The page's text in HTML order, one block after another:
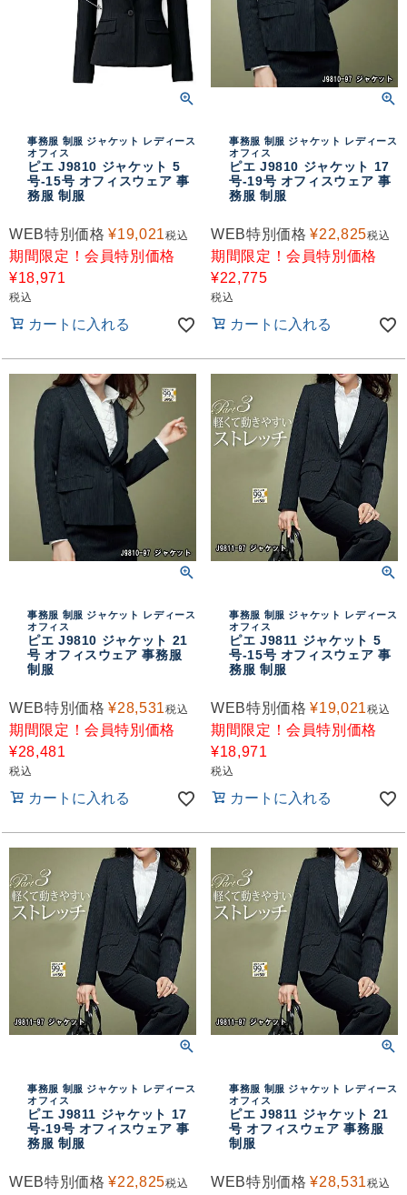
事務服 制服 ジャケット レディース
オフィス
ピエ J9810 ジャケット 5
号-15号 オフィスウェア 事
務服 制服
WEB特別価格 ¥19,021税込
期間限定！会員特別価格
¥18,971
税込
カートに入れる
事務服 制服 ジャケット レディース
オフィス
ピエ J9810 ジャケット 17
号-19号 オフィスウェア 事
務服 制服
WEB特別価格 ¥22,825税込
期間限定！会員特別価格
¥22,775
税込
カートに入れる
事務服 制服 ジャケット レディース
オフィス
ピエ J9810 ジャケット 21
号 オフィスウェア 事務服
制服
WEB特別価格 ¥28,531税込
期間限定！会員特別価格
¥28,481
税込
カートに入れる
事務服 制服 ジャケット レディース
オフィス
ピエ J9811 ジャケット 5
号-15号 オフィスウェア 事
務服 制服
WEB特別価格 ¥19,021税込
期間限定！会員特別価格
¥18,971
税込
カートに入れる
事務服 制服 ジャケット レディース
オフィス
ピエ J9811 ジャケット 17
号-19号 オフィスウェア 事
務服 制服
WEB特別価格 ¥22,825税込
事務服 制服 ジャケット レディース
オフィス
ピエ J9811 ジャケット 21
号 オフィスウェア 事務服
制服
WEB特別価格 ¥28,531税込